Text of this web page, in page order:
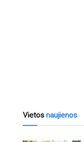
Vietos naujienos